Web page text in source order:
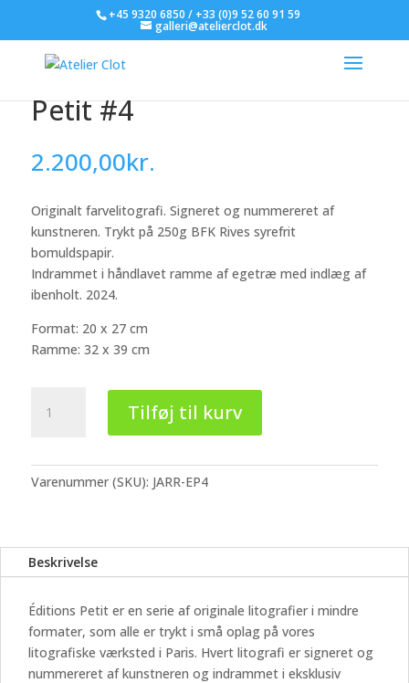
+45 9320 6850 / +33 (0)9 52 60 91 59
galleri@atelierclot.dk
Petit #4
2.200,00kr.
Originalt farvelitografi. Signeret og nummereret af
kunstneren. Trykt på 250g BFK Rives syrefrit
bomuldspapir.
Indrammet i håndlavet ramme af egetræ med indlæg af
ibenholt. 2024.
Format: 20 x 27 cm
Ramme: 32 x 39 cm
Jarrosson
Petit
Tilføj til kurv
Varenummer (SKU): JARR-EP4
Beskrivelse
Éditions Petit er en serie af originale litografier i mindre
formater, som alle er trykt i små oplag på vores
litografiske værksted i Paris. Hvert litografi er signeret og
nummereret af kunstneren og indrammet i eksklusiv